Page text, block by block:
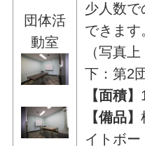
団体活
動室
少人数で
できます
（写真
下：第2
【面積】
【備品】
イトボ